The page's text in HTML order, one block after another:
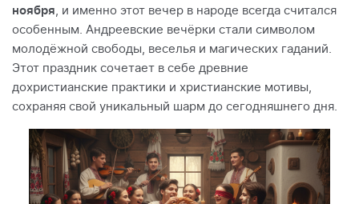
ноября, и именно этот вечер в народе всегда считался
особенным. Андреевские вечёрки стали символом
молодёжной свободы, веселья и магических гаданий.
Этот праздник сочетает в себе древние
дохристианские практики и христианские мотивы,
сохраняя свой уникальный шарм до сегодняшнего дня.